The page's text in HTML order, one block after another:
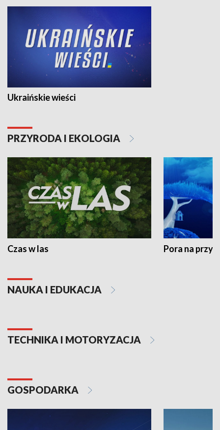
Ukraińskie wieści
PRZYRODA I EKOLOGIA
Czas w las Pora na
NAUKA I EDUKACJA
TECHNIKA I MOTORYZACJA
GOSPODARKA